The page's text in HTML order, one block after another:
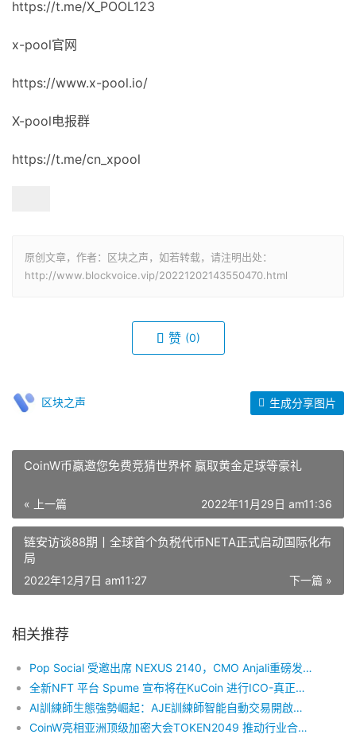
https://t.me/X_POOL123
x-pool官网
https://www.x-pool.io/
X-pool电报群
https://t.me/cn_xpool
原创文章，作者：区块之声，如若转载，请注明出处：
http://www.blockvoice.vip/20221202143550470.html
赞 (0)
区块之声 生成分享图片
CoinW币赢邀您免费竞猜世界杯 赢取黄金足球等豪礼
« 上一篇 2022年11月29日 am11:36
链安访谈88期丨全球首个负税代币NETA正式启动国际化布
局
下一篇 »
2022年12月7日 am11:27
相关推荐
Pop Social 受邀出席 NEXUS 2140，CMO Anjali重磅发布 Pop Social 2.0 战略愿景
全新NFT 平台 Spume 宣布将在KuCoin 进行ICO-真正的去中心NFT平台￼
AI訓練師生態強勢崛起：AJE訓練師智能自動交易開啟全球數字金融新紀元
CoinW亮相亚洲顶级加密大会TOKEN2049 推动行业合作共赢